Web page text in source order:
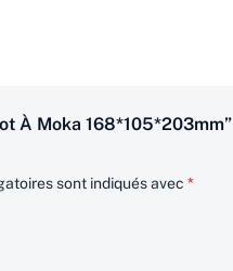
À Moka 168*105*203mm”
sont indiqués avec *